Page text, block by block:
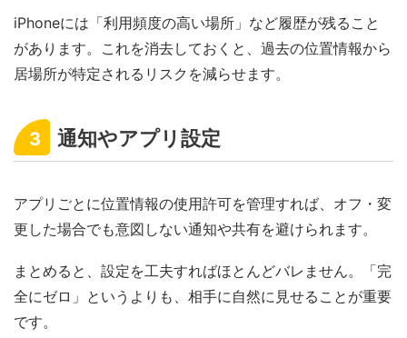
iPhoneには「利用頻度の高い場所」など履歴が残ること
があります。これを消去しておくと、過去の位置情報から
居場所が特定されるリスクを減らせます。
3 通知やアプリ設定
アプリごとに位置情報の使用許可を管理すれば、オフ・変
更した場合でも意図しない通知や共有を避けられます。
まとめると、設定を工夫すればほとんどバレません。「完
全にゼロ」というよりも、相手に自然に見せることが重要
です。